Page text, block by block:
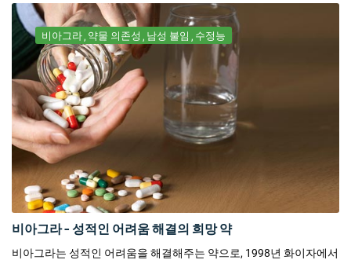
비아그라 약물 의존성 남성 불임 수정능
비아그라 - 성적인 어려움 해결의 희망 약
비아그라는 성적인 어려움을 해결해주는 약으로, 1998년 화이자에서